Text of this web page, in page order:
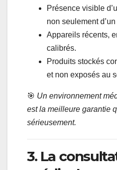
Présence visible
non seulement
Appareils récents,
calibrés.
Produits stockés
et non exposés au
🎯 Un environnement
est la meilleure garantie
sérieusement.
3. La